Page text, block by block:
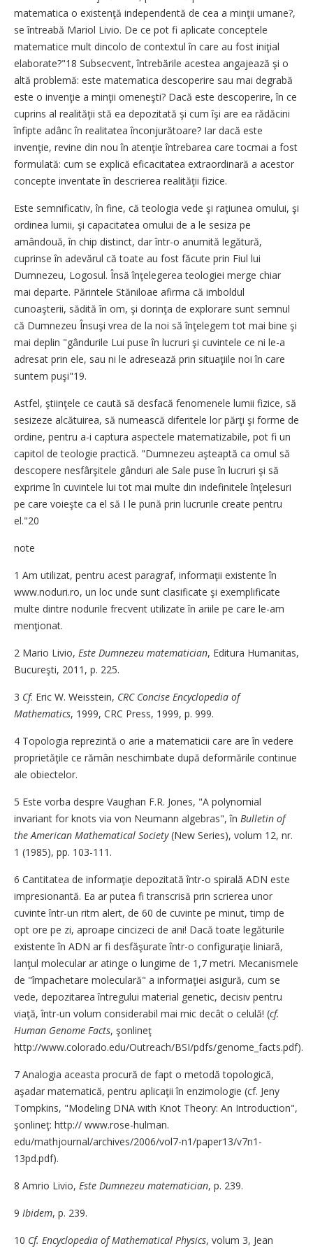
matematica o existenţă independentă de cea a minţii umane?,
se întreabă Mariol Livio. De ce pot fi aplicate conceptele
matematice mult dincolo de contextul în care au fost iniţial
elaborate?"18 Subsecvent, întrebările acestea angajează şi o
altă problemă: este matematica descoperire sau mai degrabă
este o invenţie a minţii omeneşti? Dacă este descoperire, în ce
cuprins al realităţii stă ea depozitată şi cum îşi are ea rădăcini
înfipte adânc în realitatea înconjurătoare? Iar dacă este
invenţie, revine din nou în atenţie întrebarea care tocmai a fost
formulată: cum se explică eficacitatea extraordinară a acestor
concepte inventate în descrierea realităţii fizice.
Este semnificativ, în fine, că teologia vede şi raţiunea omului, şi
ordinea lumii, şi capacitatea omului de a le sesiza pe
amândouă, în chip distinct, dar într-o anumită legătură,
cuprinse în adevărul că toate au fost făcute prin Fiul lui
Dumnezeu, Logosul. Însă înţelegerea teologiei merge chiar
mai departe. Părintele Stăniloae afirma că imboldul
cunoaşterii, sădită în om, şi dorinţa de explorare sunt semnul
că Dumnezeu Însuşi vrea de la noi să înţelegem tot mai bine şi
mai deplin "gândurile Lui puse în lucruri şi cuvintele ce ni le-a
adresat prin ele, sau ni le adresează prin situaţiile noi în care
suntem puşi"19.
Astfel, ştiinţele ce caută să desfacă fenomenele lumii fizice, să
sesizeze alcătuirea, să numească diferitele lor părţi şi forme de
ordine, pentru a-i captura aspectele matematizabile, pot fi un
capitol de teologie practică. "Dumnezeu aşteaptă ca omul să
descopere nesfârşitele gânduri ale Sale puse în lucruri şi să
exprime în cuvintele lui tot mai multe din indefinitele înţelesuri
pe care voieşte ca el să I le pună prin lucrurile create pentru
el."20
note
1 Am utilizat, pentru acest paragraf, informaţii existente în
www.noduri.ro, un loc unde sunt clasificate şi exemplificate
multe dintre nodurile frecvent utilizate în ariile pe care le-am
menţionat.
2 Mario Livio, Este Dumnezeu matematician, Editura Humanitas,
Bucureşti, 2011, p. 225.
3 Cf. Eric W. Weisstein, CRC Concise Encyclopedia of
Mathematics, 1999, CRC Press, 1999, p. 999.
4 Topologia reprezintă o arie a matematicii care are în vedere
proprietăţile ce rămân neschimbate după deformările continue
ale obiectelor.
5 Este vorba despre Vaughan F.R. Jones, "A polynomial
invariant for knots via von Neumann algebras", în Bulletin of
the American Mathematical Society(New Series), volum 12, nr.
1 (1985), pp. 103-111.
6 Cantitatea de informaţie depozitată într-o spirală ADN este
impresionantă. Ea ar putea fi transcrisă prin scrierea unor
cuvinte într-un ritm alert, de 60 de cuvinte pe minut, timp de
opt ore pe zi, aproape cincizeci de ani! Dacă toate legăturile
existente în ADN ar fi desfăşurate într-o configuraţie liniară,
lanţul molecular ar atinge o lungime de 1,7 metri. Mecanismele
de "împachetare moleculară" a informaţiei asigură, cum se
vede, depozitarea întregului material genetic, decisiv pentru
viaţă, într-un volum considerabil mai mic decât o celulă! (cf.
Human Genome Facts, şonlineţ
http://www.colorado.edu/Outreach/BSI/pdfs/genome_facts.pdf).
7 Analogia aceasta procură de fapt o metodă topologică,
aşadar matematică, pentru aplicaţii în enzimologie (cf. Jeny
Tompkins, "Modeling DNA with Knot Theory: An Introduction",
şonlineţ: http:// www.rose-hulman.
edu/mathjournal/archives/2006/vol7-n1/paper13/v7n1-
13pd.pdf).
8 Amrio Livio, Este Dumnezeu matematician, p. 239.
9 Ibidem, p. 239.
10 Cf. Encyclopedia of Mathematical Physics, volum 3, Jean